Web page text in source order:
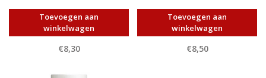
Toevoegen aan
winkelwagen
€8,30
Toevoegen aan
winkelwagen
€8,50